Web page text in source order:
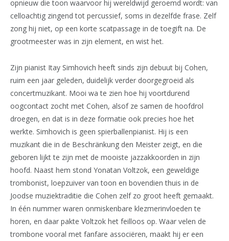
opnieuw die toon waarvoor hij wereldwijd geroemd wordt: van
celloachtig zingend tot percussief, soms in dezelfde frase. Zelf
zong hij niet, op een korte scatpassage in de toegift na. De
grootmeester was in zijn element, en wist het.
Zijn pianist Itay Simhovich heeft sinds zijn debuut bij Cohen,
ruim een jaar geleden, duidelijk verder doorgegroeid als
concertmuzikant. Mooi wa te zien hoe hij voortdurend
oogcontact zocht met Cohen, alsof ze samen de hoofdrol
droegen, en dat is in deze formatie ook precies hoe het
werkte. Simhovich is geen spierballenpianist. Hij is een
muzikant die in de Beschränkung den Meister zeigt, en die
geboren lijkt te zijn met de mooiste jazzakkoorden in zijn
hoofd. Naast hem stond Yonatan Voltzok, een geweldige
trombonist, loepzuiver van toon en bovendien thuis in de
Joodse muziektraditie die Cohen zelf zo groot heeft gemaakt.
In één nummer waren onmiskenbare klezmerinvloeden te
horen, en daar pakte Voltzok het feilloos op. Waar velen de
trombone vooral met fanfare associëren, maakt hij er een